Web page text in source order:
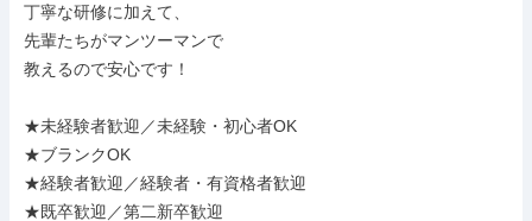
丁寧な研修に加えて、
先輩たちがマンツーマンで
教えるので安心です！
★未経験者歓迎／未経験・初心者OK
★ブランクOK
★経験者歓迎／経験者・有資格者歓迎
★既卒歓迎／第二新卒歓迎